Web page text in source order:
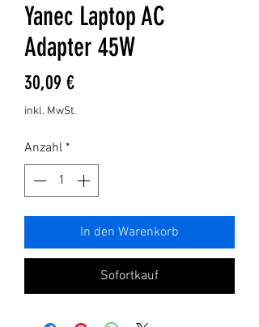
Yanec Laptop AC
Adapter 45W
30,09 €Preis
inkl. MwSt.
Anzahl *
In den Warenkorb
Sofortkauf